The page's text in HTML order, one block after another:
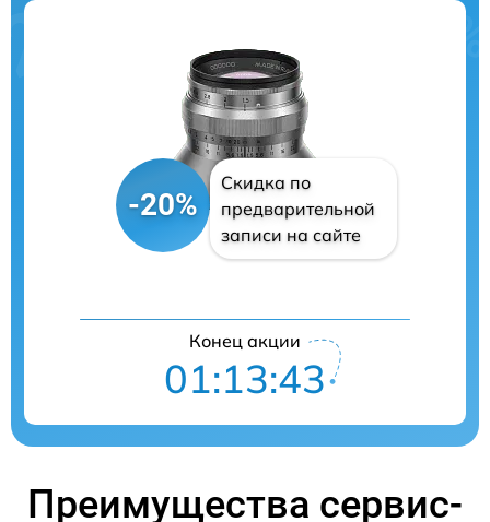
-20%
Скидка по
предварительной
записи на сайте
Конец акции
01:13:42
Преимущества сервис-